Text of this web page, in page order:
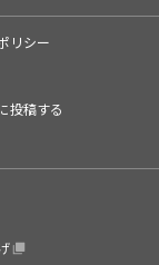
リシー
投稿する